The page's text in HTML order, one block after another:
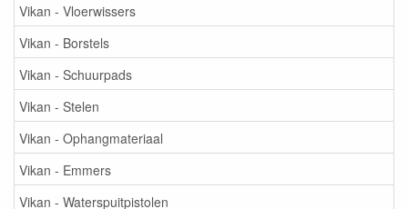
Vikan - Vloerwissers
Vikan - Borstels
Vikan - Schuurpads
Vikan - Stelen
Vikan - Ophangmateriaal
Vikan - Emmers
Vikan - Waterspuitpistolen